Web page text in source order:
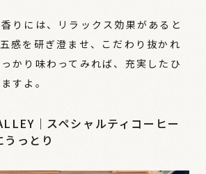
りには、リラックス効果があると
感を研ぎ澄ませ、こだわり抜かれ
かり味わってみれば、充実したひ
すよ。
｜スペシャルティコーヒー
っとり